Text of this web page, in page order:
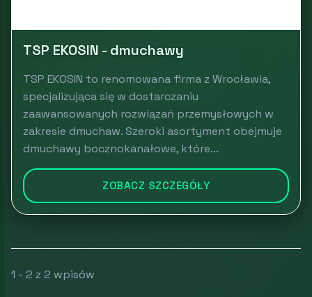
TSP EKOSIN - dmuchawy
TSP EKOSIN to renomowana firma z Wrocławia,
specjalizująca się w dostarczaniu
zaawansowanych rozwiązań przemysłowych w
zakresie dmuchaw. Szeroki asortyment obejmuje
dmuchawy bocznokanałowe, które...
ZOBACZ SZCZEGÓŁY
1 - 2 z 2 wpisów